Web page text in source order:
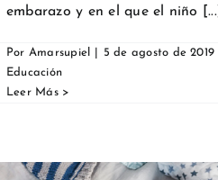
embarazo y en el que el niño [...]
Por Amarsupiel 5 de agosto de 2019
Educación